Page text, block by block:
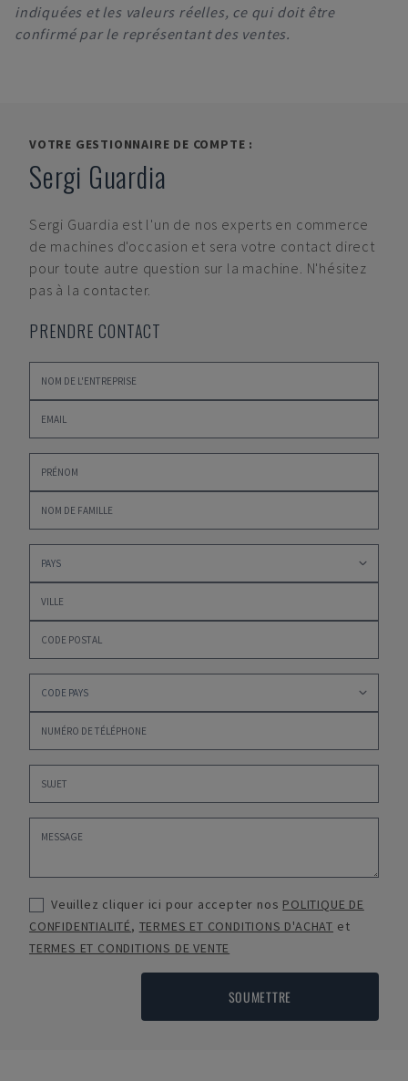
indiquées et les valeurs réelles, ce qui doit être
confirmé par le représentant des ventes.
VOTRE GESTIONNAIRE DE COMPTE :
Sergi Guardia
Sergi Guardia est l'un de nos experts en commerce
de machines d'occasion et sera votre contact direct
pour toute autre question sur la machine. N'hésitez
pas à la contacter.
PRENDRE CONTACT
Veuillez cliquer ici pour accepter nos POLITIQUE DE
CONFIDENTIALITÉ, TERMES ET CONDITIONS D'ACHAT et
TERMES ET CONDITIONS DE VENTE
SOUMETTRE